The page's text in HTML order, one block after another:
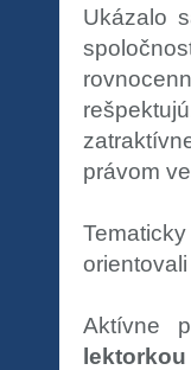
Ukázalo
právom
Aktívne